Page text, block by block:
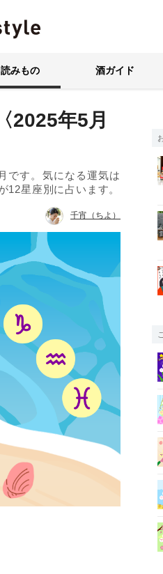
スタイル 家飲みを楽しむ人の
読みもの 酒ガイド
2025年5月
です。気になる運気は
星座別に占います。
千宵（ちよ）